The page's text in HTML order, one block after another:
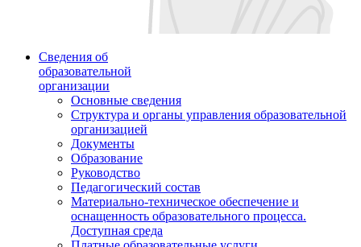
Сведения об
образовательной
организации
Основные сведения
Структура и органы управления образовательной
организацией
Документы
Образование
Руководство
Педагогический состав
Материально-техническое обеспечение и
оснащенность образовательного процесса.
Доступная среда